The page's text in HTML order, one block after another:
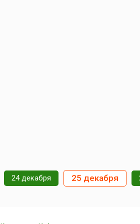
24 декабря 25 декабря